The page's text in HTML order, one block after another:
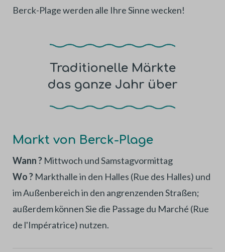
Berck-Plage werden alle Ihre Sinne wecken!
Traditionelle Märkte
das ganze Jahr über
Markt von Berck-Plage
Wann ? Mittwoch und Samstagvormittag
Wo ? Markthalle in den Halles (Rue des Halles) und
im Außenbereich in den angrenzenden Straßen;
außerdem können Sie die Passage du Marché (Rue
de l'Impératrice) nutzen.